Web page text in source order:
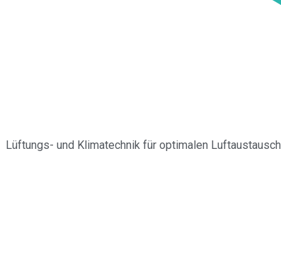
Lüftungs- und Klimatechnik für optimalen Luftaustausch